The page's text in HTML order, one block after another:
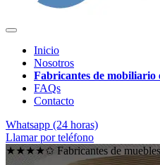
Inicio
Nosotros
Fabricantes de mobiliario
FAQs
Contacto
Whatsapp (24 horas)
Llamar por teléfono
★★★★✩ Fabricantes de muebles